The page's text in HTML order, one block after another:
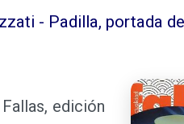
- Padilla, portada
edición